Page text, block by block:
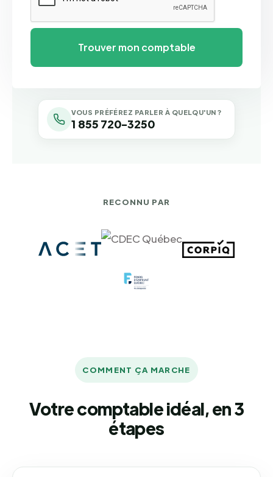
VOUS PRÉFÉREZ PARLER À QUELQU'UN ?
1 855 720-3250
RECONNU PAR
COMMENT ÇA MARCHE
Votre comptable idéal, en 3
étapes